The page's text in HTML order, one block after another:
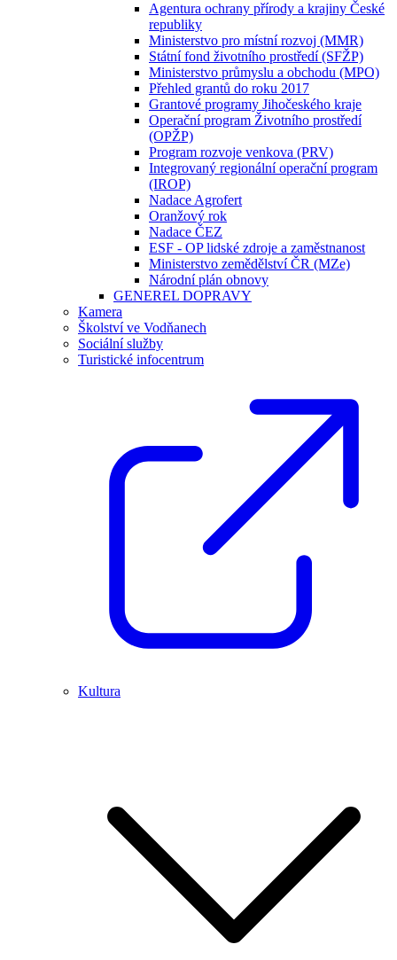
Agentura ochrany přírody a krajiny České
republiky
Ministerstvo pro místní rozvoj (MMR)
Státní fond životního prostředí (SFŽP)
Ministerstvo průmyslu a obchodu (MPO)
Přehled grantů do roku 2017
Grantové programy Jihočeského kraje
Operační program Životního prostředí
(OPŽP)
Program rozvoje venkova (PRV)
Integrovaný regionální operační program
(IROP)
Nadace Agrofert
Oranžový rok
Nadace ČEZ
ESF - OP lidské zdroje a zaměstnanost
Ministerstvo zemědělství ČR (MZe)
Národní plán obnovy
GENEREL DOPRAVY
Kamera
Školství ve Vodňanech
Sociální služby
Turistické infocentrum
Kultura